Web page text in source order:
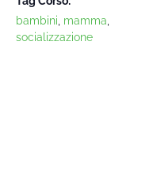
bambini mamma
socializzazione